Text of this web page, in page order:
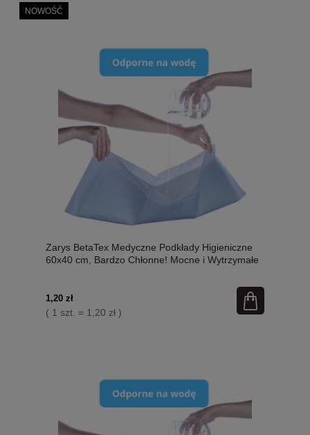
Zarys BetaTex Medyczne Podkłady Higieniczne
60x40 cm, Bardzo Chłonne! Mocne i Wytrzymałe
1,20 zł
( 1 szt. = 1,20 zł )
NOWOŚĆ